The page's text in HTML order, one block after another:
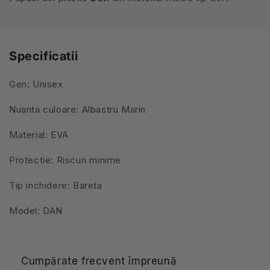
Specificatii
Gen: Unisex
Nuanta culoare: Albastru Marin
Material: EVA
Protectie: Riscuri minime
Tip inchidere: Bareta
Model: DAN
Cumpărate frecvent împreună